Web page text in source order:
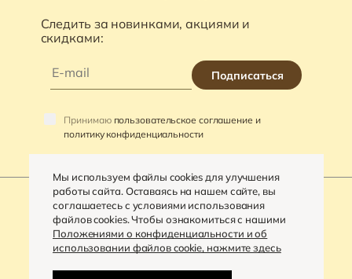
Мы используем файлы cookies для улучшения
работы сайта. Оставаясь на нашем сайте, вы
соглашаетесь с условиями использования
файлов cookies. Чтобы ознакомиться с нашими
Положениями о конфиденциальности и об
использовании файлов cookie, нажмите здесь
Следить за новинками, акциями и
скидками:
Подписаться
Принимаю пользовательское соглашение и
политику конфиденциальности
Политика конфиденциальности
2026 «VARRA»